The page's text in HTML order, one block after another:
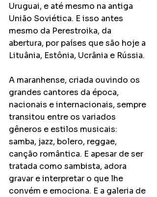
Uruguai, e até mesmo na antiga
União Soviética. E isso antes
mesmo da Perestroika, da
abertura, por países que são hoje a
Lituânia, Estônia, Ucrânia e Rússia.
A maranhense, criada ouvindo os
grandes cantores da época,
nacionais e internacionais, sempre
transitou entre os variados
gêneros e estilos musicais:
samba, jazz, bolero, reggae,
canção romântica. E apesar de ser
tratada como sambista, adora
gravar e interpretar o que lhe
convém e emociona. E a galeria de